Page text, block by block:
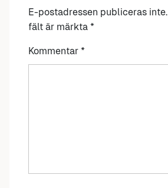
E-postadressen publiceras inte.
fält är märkta *
Kommentar *